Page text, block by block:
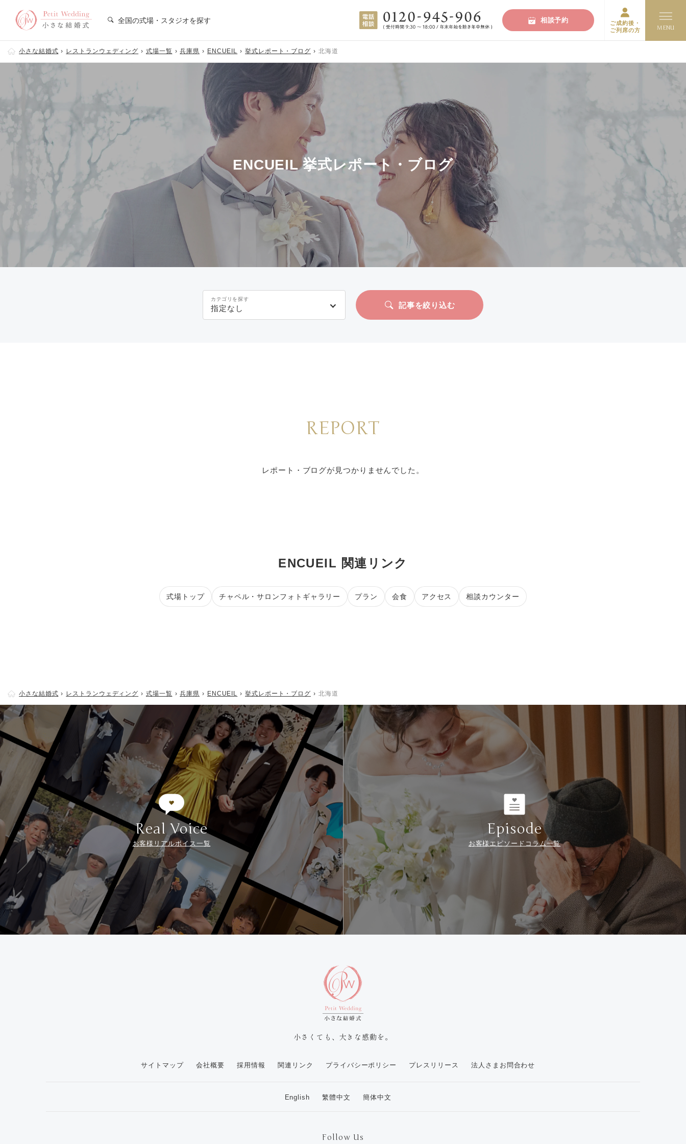
全国の式場・スタジオを探す 相談予約
ご成約後・
ご列席の方
小さな結婚式 レストランウェディング 式場一覧 兵庫県 ENCUEIL 挙式レポート・ブログ 北海道
ENCUEIL 挙式レポート・ブログ
カテゴリを探す
指定なし 記事を絞り込む
REPORT
レポート・ブログが見つかりませんでした。
ENCUEIL 関連リンク
式場トップ チャペル・サロンフォトギャラリー プラン 会食 アクセス 相談カウンター
小さな結婚式 レストランウェディング 式場一覧 兵庫県 ENCUEIL 挙式レポート・ブログ 北海道
Real Voice
お客様リアルボイス一覧
Episode
お客様エピソードコラム一覧
小さくても、大きな感動を。
サイトマップ 会社概要 採用情報 関連リンク プライバシーポリシー プレスリリース 法人さまお問合わせ
English 繁體中文 簡体中文
Follow Us